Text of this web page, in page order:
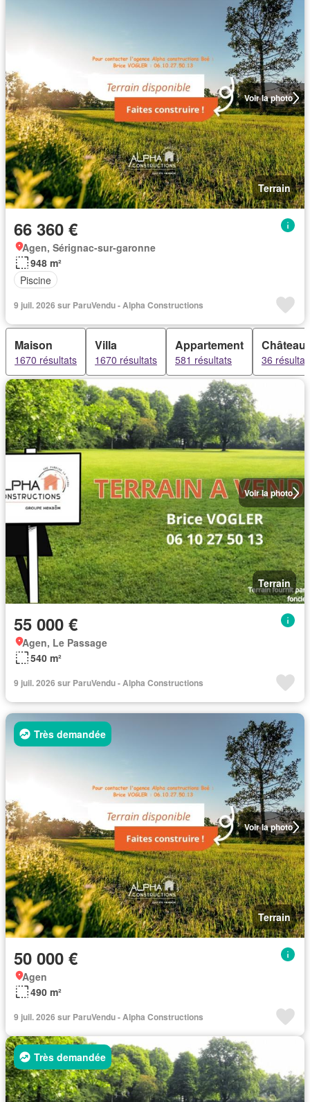
Voir la photo
Terrain
66 360 €
Agen, Sérignac-sur-garonne
948 m²
Piscine
9 juil. 2026 sur ParuVendu - Alpha Constructions
Maison
1670 résultats
Villa
1670 résultats
Appartement
581 résultats
Château
36
Voir la photo
Terrain
55 000 €
Agen, Le Passage
540 m²
9 juil. 2026 sur ParuVendu - Alpha Constructions
Voir la photo
Très demandée
Terrain
50 000 €
Agen
490 m²
9 juil. 2026 sur ParuVendu - Alpha Constructions
Très demandée